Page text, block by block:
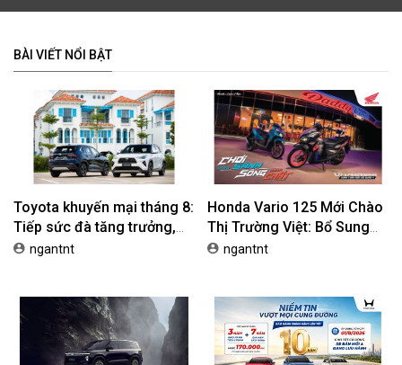
BÀI VIẾT NỔI BẬT
Toyota khuyến mại tháng 8:
Tiếp sức đà tăng trưởng,
tối ưu chi phí mua xe
ngantnt
Honda Vario 125 Mới Chào
Thị Trường Việt: Bổ Sung
Phiên Bản Street, Giá Từ
ngantnt